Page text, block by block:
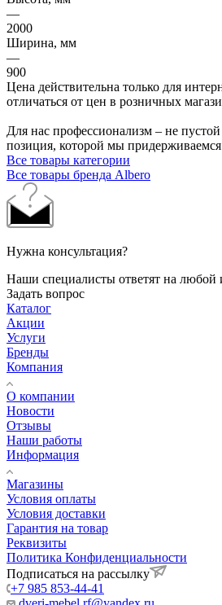
—
2000
Ширина, мм
—
900
Цена действительна только для
отличаться от цен в розничных
Для нас профессионализм – не
позиция, которой мы
Все товары категории
Все товары бренда Albero
Нужна консультация?
Наши специалисты ответят на
Задать вопрос
Каталог
Акции
Услуги
Бренды
Компания
О компании
Новости
Отзывы
Наши работы
Информация
Магазины
Условия оплаты
Условия доставки
Гарантия на товар
Реквизиты
Политика Конфиденциальности
Подписаться на рассылку
+7 985 853-44-41